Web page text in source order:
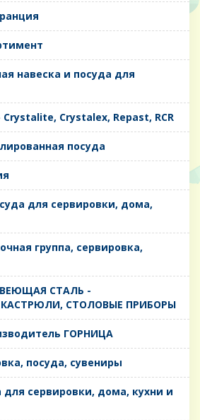
навеска и посуда для
Crystalite, Crystalex, Repast, RCR
посуда
для сервировки, дома,
группа, сервировка,
СТАЛЬ -
СТОЛОВЫЕ ПРИБОРЫ
ГОРНИЦА
посуда, сувениры
для сервировки, дома, кухни и